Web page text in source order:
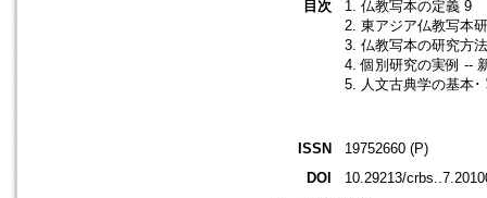
目次
1. 仏教写本の定義 9
2. 東アジア仏教写本
3. 仏教写本の研究方
4. 個別研究の実例 --
5. 人文古典学の基本
ISSN
19752660 (P)
DOI
10.29213/